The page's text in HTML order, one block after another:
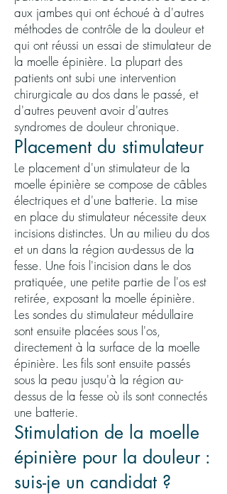
aux jambes qui ont échoué à d'autres
méthodes de contrôle de la douleur et
qui ont réussi un essai de stimulateur de
la moelle épinière. La plupart des
patients ont subi une intervention
chirurgicale au dos dans le passé, et
d'autres peuvent avoir d'autres
syndromes de douleur chronique.
Placement du stimulateur
Le placement d'un stimulateur de la
moelle épinière se compose de câbles
électriques et d'une batterie. La mise
en place du stimulateur nécessite deux
incisions distinctes. Un au milieu du dos
et un dans la région au-dessus de la
fesse. Une fois l'incision dans le dos
pratiquée, une petite partie de l'os est
retirée, exposant la moelle épinière.
Les sondes du stimulateur médullaire
sont ensuite placées sous l'os,
directement à la surface de la moelle
épinière. Les fils sont ensuite passés
sous la peau jusqu'à la région au-
dessus de la fesse où ils sont connectés
une batterie.
Stimulation de la moelle
épinière pour la douleur :
suis-je un candidat ?